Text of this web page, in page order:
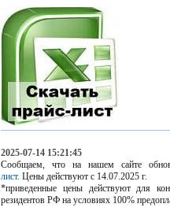
2025-07-14 15:21:45
Сообщаем, что на нашем сайте
лист. Цены действуют с 14.07.2025 г.
*приведенные цены действуют для
резидентов РФ на условиях 100%